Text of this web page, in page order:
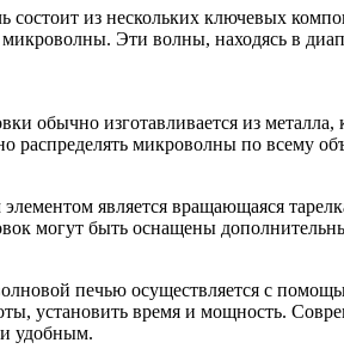
состоит из нескольких ключевых
микроволны. Эти волны, находясь в
обычно изготавливается из
распределять микроволны по всему
является вращающаяся
могут быть оснащены
печью осуществляется с
установить время и мощность.
удобным.